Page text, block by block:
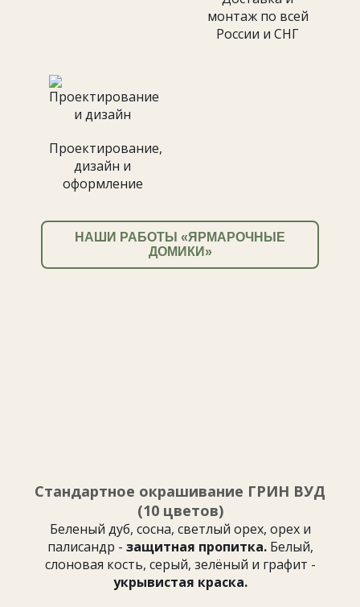
монтаж по всей
России и СНГ
Проектирование,
дизайн и
оформление
НАШИ РАБОТЫ «ЯРМАРОЧНЫЕ
ДОМИКИ»
Стандартное окрашивание ГРИН ВУД
(10 цветов)
Беленый дуб, сосна, светлый орех, орех и
палисандр - защитная пропитка.Белый,
слоновая кость, серый, зелёный и графит -
укрывистая краска.